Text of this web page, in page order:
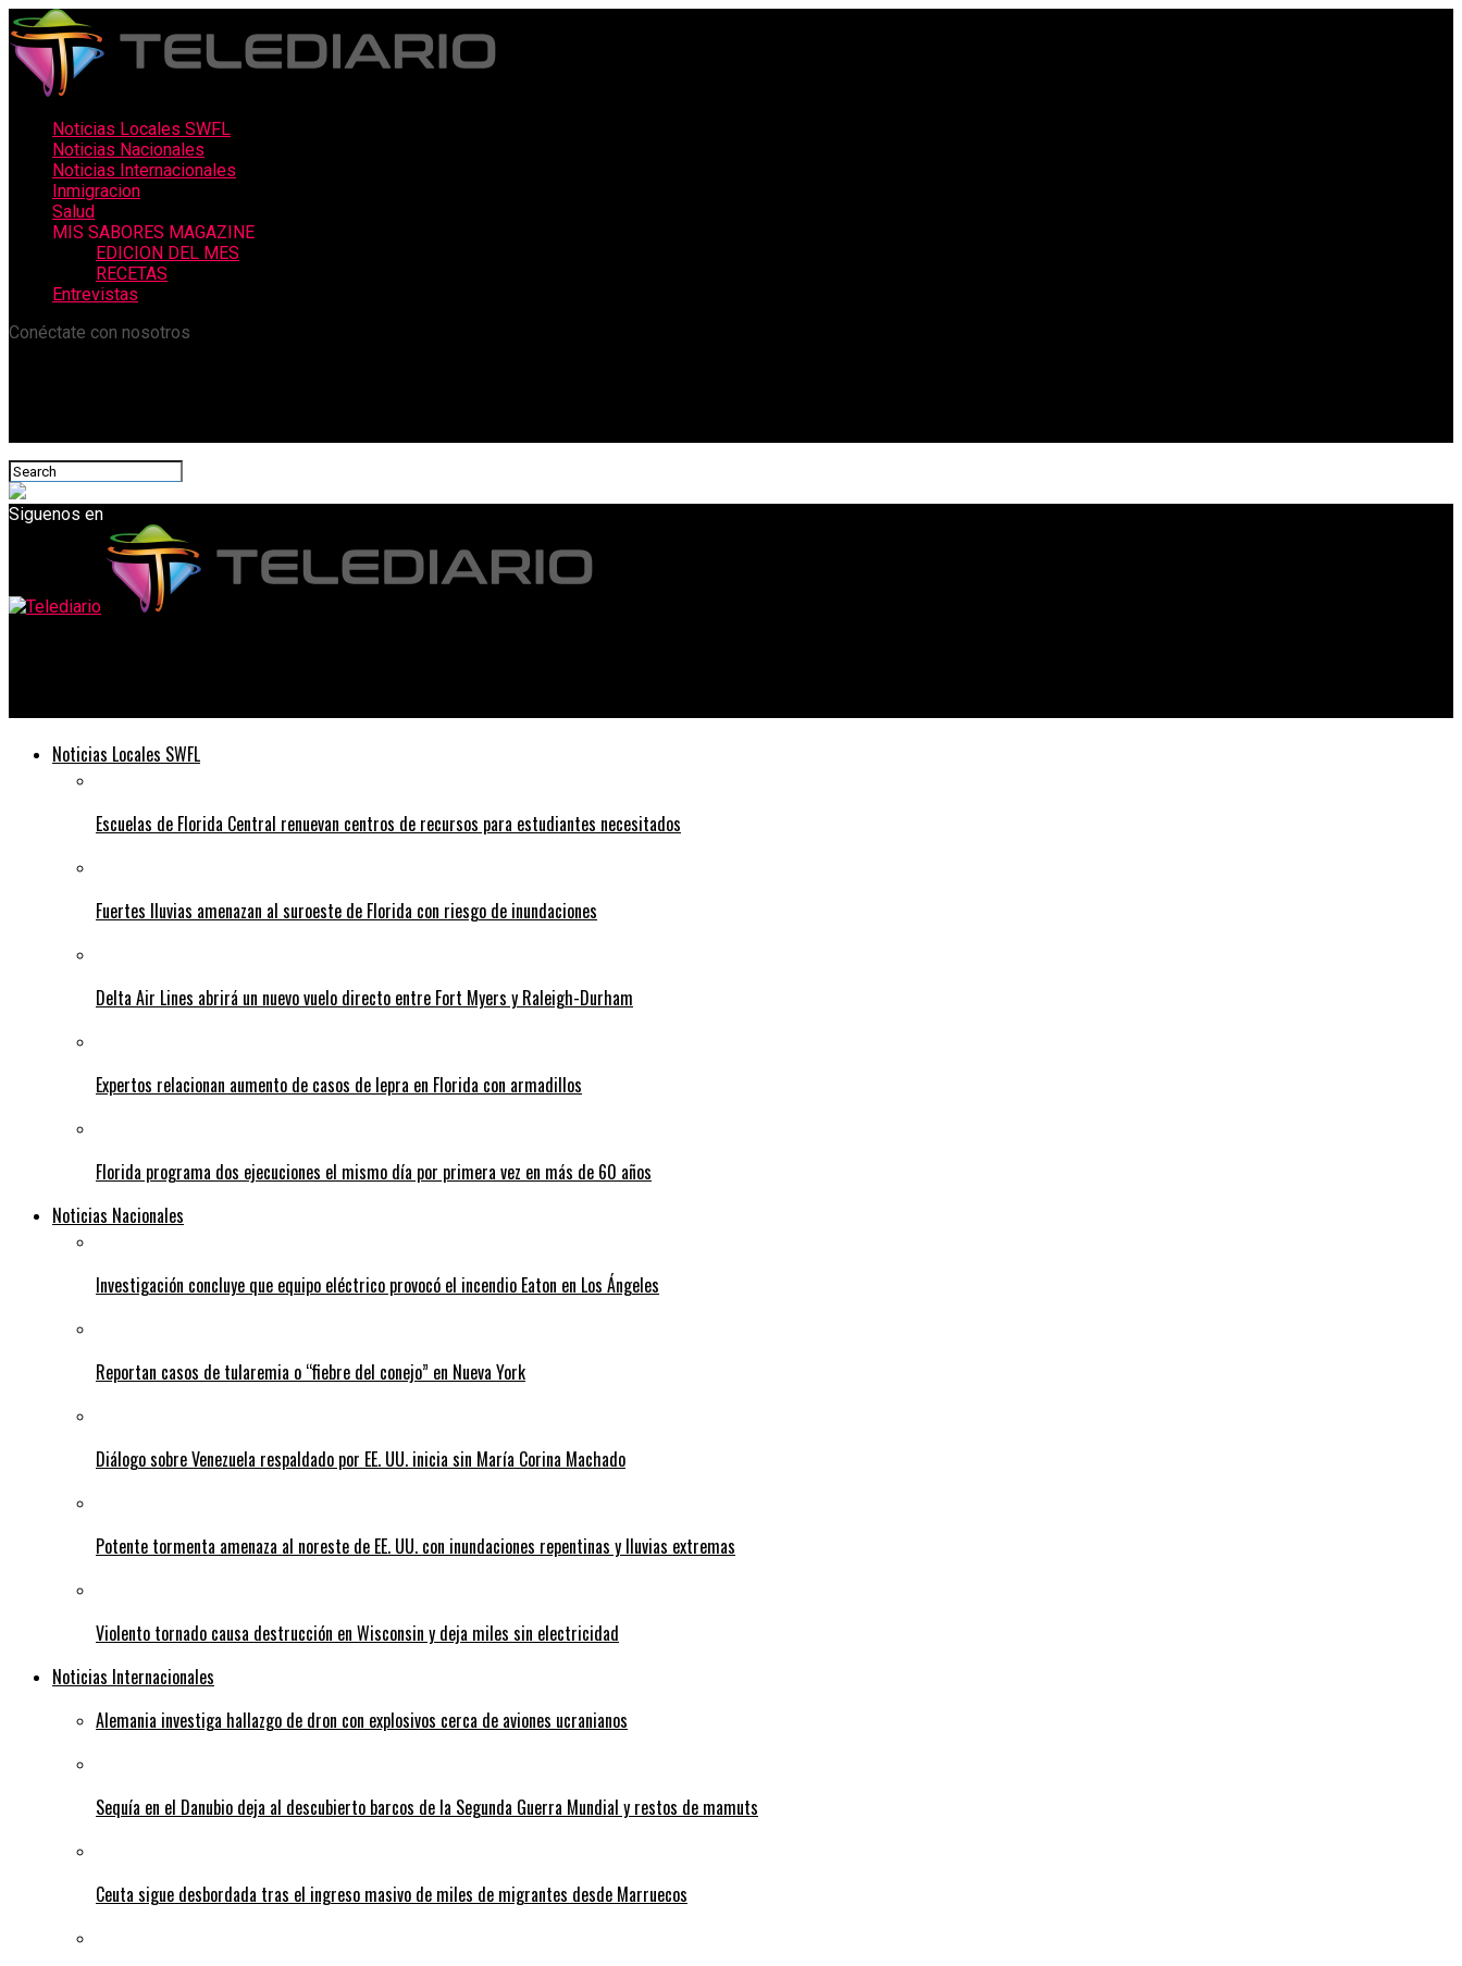
Noticias Locales SWFL
Noticias Nacionales
Noticias Internacionales
Inmigracion
Salud
MIS SABORES MAGAZINE
EDICION DEL MES
RECETAS
Entrevistas
Conéctate con nosotros
Siguenos en
Noticias Locales SWFL
Escuelas de Florida Central renuevan centros de recursos para estudiantes necesitados
Fuertes lluvias amenazan al suroeste de Florida con riesgo de inundaciones
Delta Air Lines abrirá un nuevo vuelo directo entre Fort Myers y Raleigh-Durham
Expertos relacionan aumento de casos de lepra en Florida con armadillos
Florida programa dos ejecuciones el mismo día por primera vez en más de 60 años
Noticias Nacionales
Investigación concluye que equipo eléctrico provocó el incendio Eaton en Los Ángeles
Reportan casos de tularemia o “fiebre del conejo” en Nueva York
Diálogo sobre Venezuela respaldado por EE. UU. inicia sin María Corina Machado
Potente tormenta amenaza al noreste de EE. UU. con inundaciones repentinas y lluvias extremas
Violento tornado causa destrucción en Wisconsin y deja miles sin electricidad
Noticias Internacionales
Alemania investiga hallazgo de dron con explosivos cerca de aviones ucranianos
Sequía en el Danubio deja al descubierto barcos de la Segunda Guerra Mundial y restos de mamuts
Ceuta sigue desbordada tras el ingreso masivo de miles de migrantes desde Marruecos